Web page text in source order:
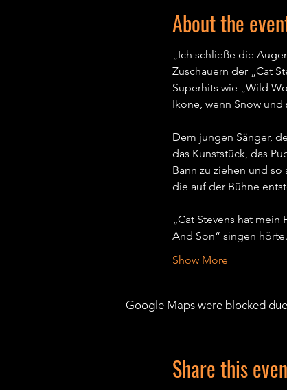
About the
„Ich schließe die
Zuschauern der „Cat
Superhits wie „Wild
Ikone, wenn Snow
Dem jungen Sänger,
das Kunststück, das
Bann zu ziehen und
die auf der Bühne
„Cat Stevens hat
And Son“ singen
Show More
Google Maps were blocked
Share this